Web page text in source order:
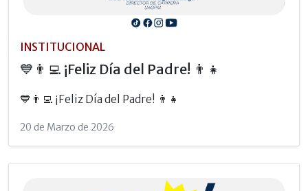
INSTITUCIONAL
💙👨‍💻 ¡Feliz Día del Padre! 👨‍👧
💙👨‍💻 ¡Feliz Día del Padre! 👨‍👧
20 de Marzo de 2026